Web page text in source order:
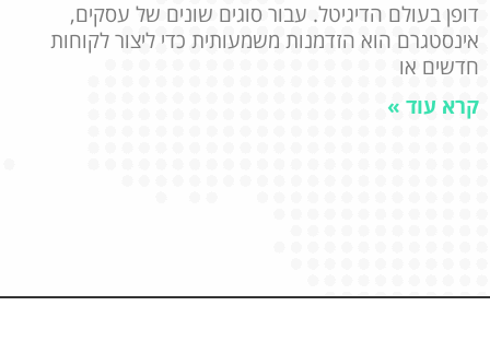
דופן בעולם הדיגיטל. עבור סוגים שונים של עסקים,
אינסטגרם הוא הזדמנות משמעותית כדי ליצור לקוחות
חדשים או
קרא עוד »